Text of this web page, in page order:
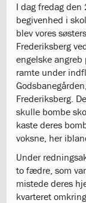
We
1.15:
Historie
af
af
på
I dag fredag den
begivenhed i
blev vores
Frederiksberg
engelske
ramte under
Frederiksberg.
skulle bombe
kaste deres
voksne, her
Under
to fædre, som
mistede deres
kvarteret